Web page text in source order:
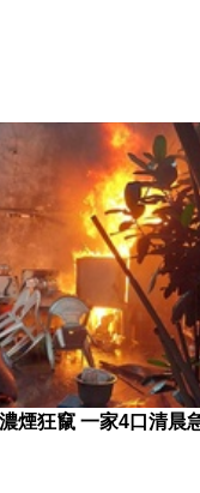
煙狂竄 一家4口清晨